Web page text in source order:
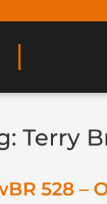
Terry
528 –